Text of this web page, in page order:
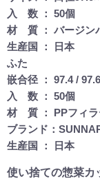
入 数 ： 50個
材 質 ： バージン
生産国 ： 日本
ふた
嵌合径 ： 97.4 /
入 数 ： 50個
材 質 ： PPフィラ
ブランド：
生産国 ： 日本
使い捨ての惣菜カ